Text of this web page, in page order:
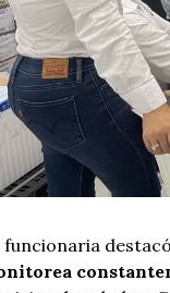
funcionaria